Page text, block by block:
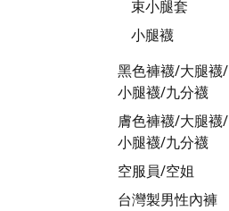
束小腿套
小腿襪
黑色褲襪/大腿襪/
小腿襪/九分襪
膚色褲襪/大腿襪/
小腿襪/九分襪
空服員/空姐
台灣製男性內褲